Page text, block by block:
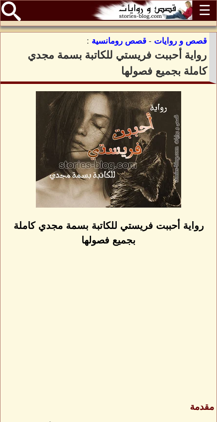
☰
قصص و روايات - قصص رومانسية :
رواية أحببت فريستي للكاتبة بسمة مجدي
كاملة بجميع فصولها
رواية أحببت فريستي للكاتبة بسمة مجدي كاملة
بجميع فصولها
مقدمة